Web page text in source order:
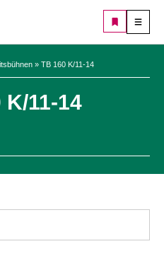
» TB 160 K/11-14
K/11-14